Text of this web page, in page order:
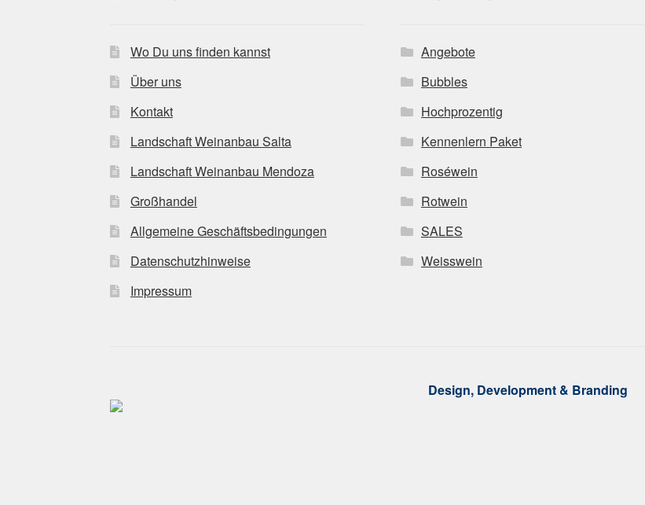
Wo Du uns finden kannst
Über uns
Kontakt
Landschaft Weinanbau Salta
Landschaft Weinanbau Mendoza
Großhandel
Allgemeine Geschäftsbedingungen
Datenschutzhinweise
Impressum
Angebote
Bubbles
Hochprozentig
Kennenlern Paket
Roséwein
Rotwein
SALES
Weisswein
Design, Development & Branding